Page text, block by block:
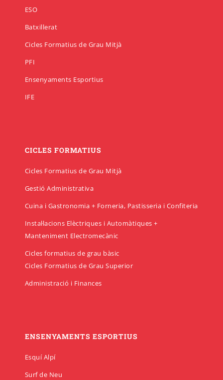
ESO
Batxillerat
Cicles Formatius de Grau Mitjà
PFI
Ensenyaments Esportius
IFE
CICLES FORMATIUS
Cicles Formatius de Grau Mitjà
Gestió Administrativa
Cuina i Gastronomia + Forneria, Pastisseria i Confiteria
Instal·lacions Elèctriques i Automàtiques +
Manteniment Electromecànic
Cicles formatius de grau bàsic
Cicles Formatius de Grau Superior
Administració i Finances
ENSENYAMENTS ESPORTIUS
Esquí Alpí
Surf de Neu